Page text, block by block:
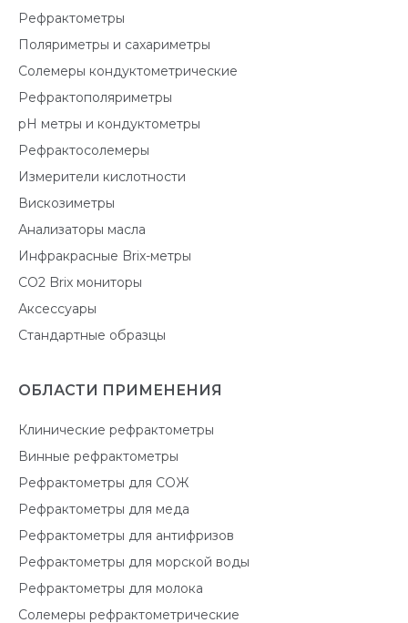
Рефрактометры
Поляриметры и сахариметры
Солемеры кондуктометрические
Рефрактополяриметры
pH метры и кондуктометры
Рефрактосолемеры
Измерители кислотности
Вискозиметры
Анализаторы масла
Инфракрасные Brix-метры
CO2 Brix мониторы
Аксессуары
Стандартные образцы
ОБЛАСТИ ПРИМЕНЕНИЯ
Клинические рефрактометры
Винные рефрактометры
Рефрактометры для СОЖ
Рефрактометры для меда
Рефрактометры для антифризов
Рефрактометры для морской воды
Рефрактометры для молока
Солемеры рефрактометрические